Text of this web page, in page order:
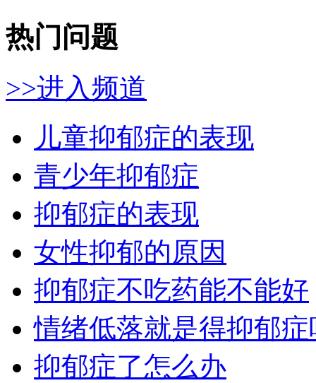
热门问题
>>进入频道
儿童抑郁症的表现
青少年抑郁症
抑郁症的表现
女性抑郁的原因
抑郁症不吃药能不能好
情绪低落就是得抑郁症
抑郁症了怎么办